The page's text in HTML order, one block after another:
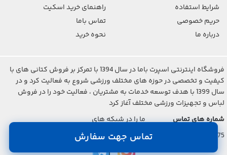
تماس جهت سفارش
شرایط استفاده
حریم خصوصی
درباره ما
راهنمای خرید اسکیت
تماس باما
نحوه خرید
فروشگاه اینترنتی اسپرت باما در سال 1394 با تمرکز بر فروش کتانی های با
کیفیت و تخصصی در حوزه های مختلف ورزشی شروع به فعالیت کرد و در
سال 1399 با هدف توسعه خدمات به مشتریان ، فعالیت خود را در فروش
لباس و تجهیزات ورزشی مختلف آغاز کرد
شماره های تماس
021-2842-7275
ما را در شبکه های
اجتماعی دنبال کنید